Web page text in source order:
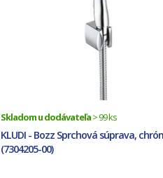
Skladom u dodávateľa> 99 ks
KLUDI - Bozz Sprchová súprava,
(7304205-00)